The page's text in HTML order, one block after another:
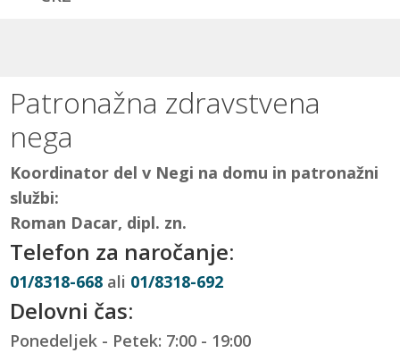
Patronažna zdravstvena
nega
Koordinator del v Negi na domu in patronažni
službi:
Roman Dacar, dipl. zn.
Telefon za naročanje:
01/8318-668 ali 01/8318-692
Delovni čas:
Ponedeljek - Petek: 7:00 - 19:00